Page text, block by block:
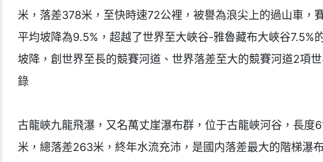
米，落差378米，至快時速72公裡，被譽為浪尖上的過山車，
平均坡降為9.5%，超越了世界至大峽谷-雅魯藏布大峽谷7.5%
坡降，創世界至長的競賽河道、世界落差至大的競賽河道2項
錄
古龍峽九龍飛瀑，又名萬丈崖瀑布群，位于古龍峽河谷，長度
米，總落差263米，終年水流充沛，是國内落差最大的階梯瀑